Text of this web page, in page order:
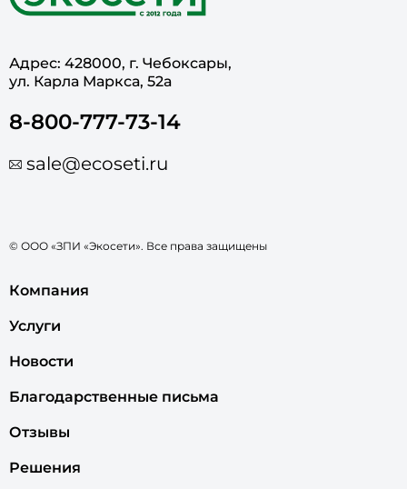
Адрес: 428000, г. Чебоксары,
ул. Карла Маркса, 52а
8-800-777-73-14
sale@ecoseti.ru
© ООО «ЗПИ «Экосети». Все права защищены
Компания
Услуги
Новости
Благодарственные письма
Отзывы
Решения